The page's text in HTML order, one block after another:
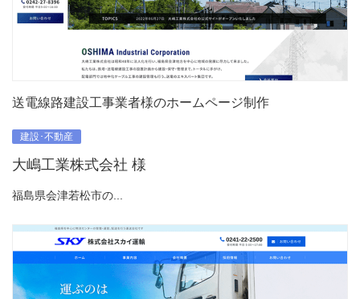
送電線路建設工事業者様のホームページ制作
建設･不動産
大嶋工業株式会社 様
福島県会津若松市の...